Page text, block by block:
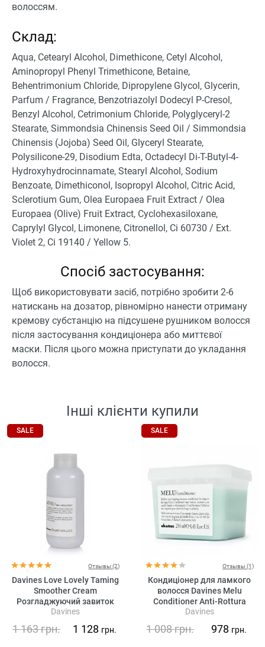
волоссям.
Склад:
Aqua, Cetearyl Alcohol, Dimethicone, Cetyl Alcohol,
Aminopropyl Phenyl Trimethicone, Betaine,
Behentrimonium Chloride, Dipropylene Glycol, Glycerin,
Parfum / Fragrance, Benzotriazolyl Dodecyl P-Cresol,
Benzyl Alcohol, Cetrimonium Chloride, Polyglyceryl-2
Stearate, Simmondsia Chinensis Seed Oil / Simmondsia
Chinensis (Jojoba) Seed Oil, Glyceryl Stearate,
Polysilicone-29, Disodium Edta, Octadecyl Di-T-Butyl-4-
Hydroxyhydrocinnamate, Stearyl Alcohol, Sodium
Benzoate, Dimethiconol, Isopropyl Alcohol, Citric Acid,
Sclerotium Gum, Olea Europaea Fruit Extract / Olea
Europaea (Olive) Fruit Extract, Cyclohexasiloxane,
Caprylyl Glycol, Limonene, Citronellol, Ci 60730 / Ext.
Violet 2, Ci 19140 / Yellow 5.
Спосіб застосування:
Щоб використовувати засіб, потрібно зробити 2-6
натискань на дозатор, рівномірно нанести отриману
кремову субстанцію на підсушене рушником волосся
після застосування кондиціонера або миттєвої
маски. Після цього можна приступати до укладання
волосся.
Інші клієнти купили
SALE
Отзывы (2)
Davines Love Lovely Taming
Smoother Cream
Розгладжуючий завиток
Крем для волосся
Davines
1 163грн. 1 128 грн.
SALE
Отзывы (1)
Кондиціонер для ламкого
волосся Davines Melu
Conditioner Anti-Rottura
Lucidante
Davines
1 008грн. 978 грн.